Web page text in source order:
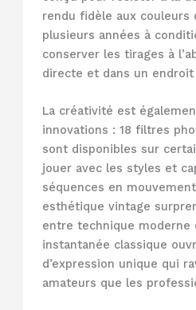
rendu fidèle aux couleurs
plusieurs années à
conserver les tirages à
directe et dans un endroit
La créativité est
innovations : 18 filtres
sont disponibles sur
jouer avec les styles et
séquences en
esthétique vintage
entre technique moderne
instantanée classique
d’expression unique qui
amateurs que les